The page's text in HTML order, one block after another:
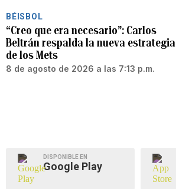
BÉISBOL
“Creo que era necesario”: Carlos
Beltrán respalda la nueva estrategia
de los Mets
8 de agosto de 2026 a las 7:13 p.m.
DISPONIBLE EN
Google Play